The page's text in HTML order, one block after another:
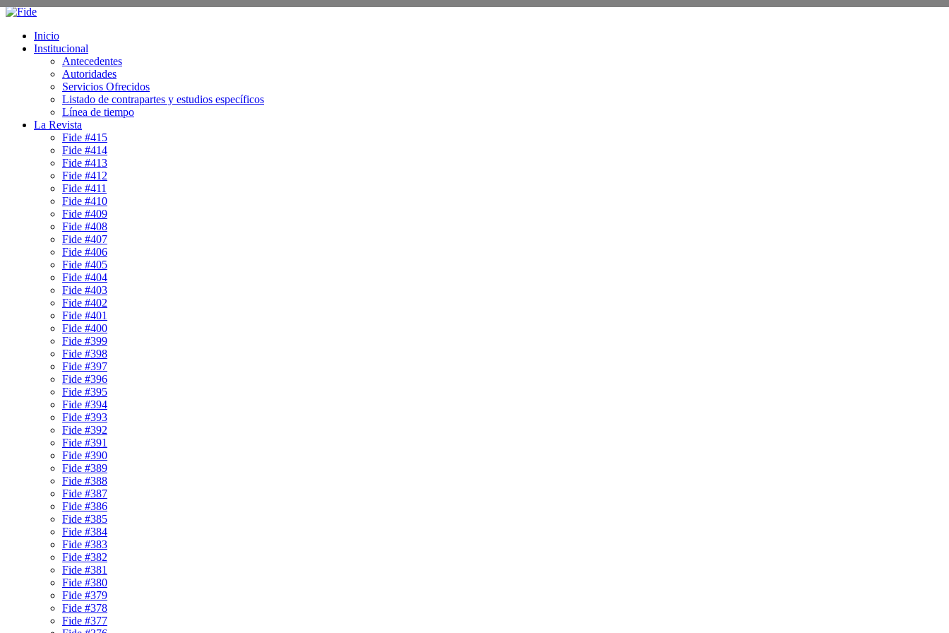
Inicio
Institucional
Antecedentes
Autoridades
Servicios Ofrecidos
Listado de contrapartes y estudios específicos
Línea de tiempo
La Revista
Fide #415
Fide #414
Fide #413
Fide #412
Fide #411
Fide #410
Fide #409
Fide #408
Fide #407
Fide #406
Fide #405
Fide #404
Fide #403
Fide #402
Fide #401
Fide #400
Fide #399
Fide #398
Fide #397
Fide #396
Fide #395
Fide #394
Fide #393
Fide #392
Fide #391
Fide #390
Fide #389
Fide #388
Fide #387
Fide #386
Fide #385
Fide #384
Fide #383
Fide #382
Fide #381
Fide #380
Fide #379
Fide #378
Fide #377